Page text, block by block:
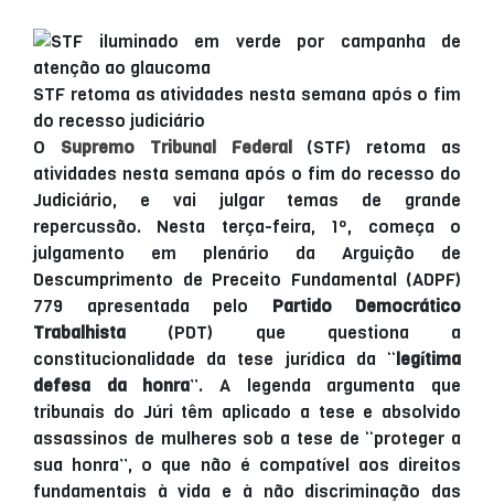
STF retoma as atividades nesta semana após o fim
do recesso judiciário
O Supremo Tribunal Federal(STF) retoma as
atividades nesta semana após o fim do recesso do
Judiciário, e vai julgar temas de grande
repercussão. Nesta terça-feira, 1º, começa o
julgamento em plenário da Arguição de
Descumprimento de Preceito Fundamental (ADPF)
779 apresentada pelo Partido Democrático
Trabalhista (PDT) que questiona a
constitucionalidade da tese jurídica da “legítima
defesa da honra”. A legenda argumenta que
tribunais do Júri têm aplicado a tese e absolvido
assassinos de mulheres sob a tese de “proteger a
sua honra”, o que não é compatível aos direitos
fundamentais à vida e à não discriminação das